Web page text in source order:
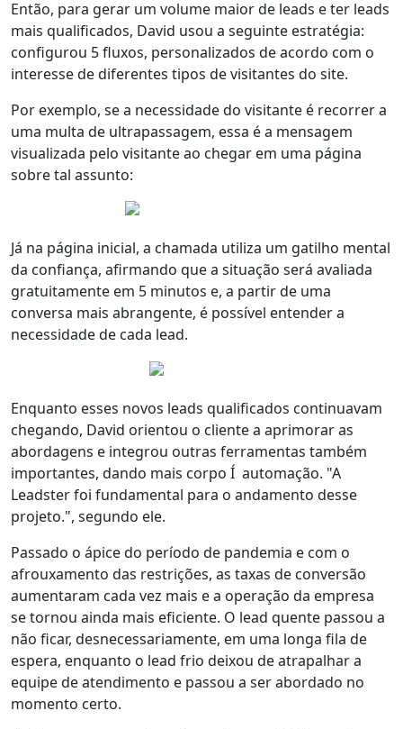
Então, para gerar um volume maior de leads e ter leads
mais qualificados, David usou a seguinte estratégia:
configurou 5 fluxos, personalizados de acordo com o
interessede diferentes tipos de visitantes do site.
Por exemplo, se a necessidade do visitante é recorrer a
uma multa de ultrapassagem, essa é a mensagem
visualizada pelo visitante ao chegar em uma página
sobre tal assunto:
Já na página inicial, a chamada utiliza um gatilho mental
da confiança, afirmando que a situação será avaliada
gratuitamente em 5 minutos e, a partir de uma
conversa mais abrangente, é possível entendera
necessidade de cada lead.
Enquanto esses novos leads qualificados continuavam
chegando, David orientou o cliente a aprimorar as
abordagens e integrou outras ferramentas também
importantes, dando mais corpo Í automação. "A
Leadster foi fundamental para o andamento desse
projeto.", segundo ele.
Passado o ápice do período de pandemia e com o
afrouxamento das restrições, as taxas de conversão
aumentaram cada vez mais e a operação da empresa
se tornou ainda mais eficiente. O lead quente passou a
não ficar, desnecessariamente, em uma longa fila de
espera, enquanto o lead frio deixou de atrapalhar a
equipe de atendimento e passou a serabordado no
momento certo.